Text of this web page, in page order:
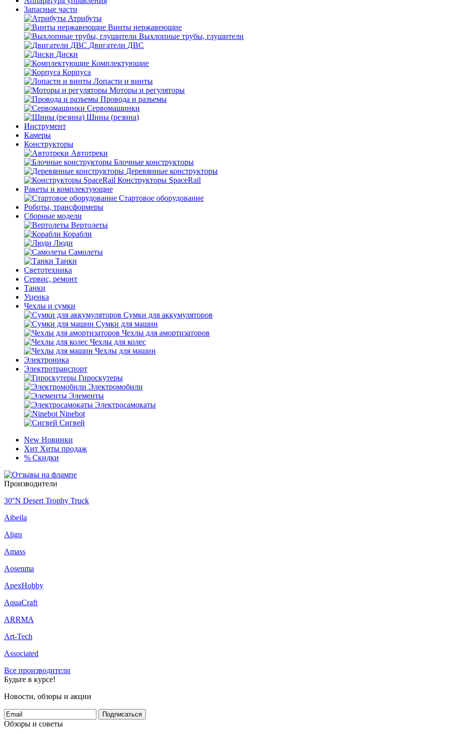
Запасные части
Атрибуты
Винты нержавеющие
Выхлопные трубы, глушители
Двигатели ДВС
Диски
Комплектующие
Корпуса
Лопасти и винты
Моторы и регуляторы
Провода и разъемы
Сервомашинки
Шины (резина)
Инструмент
Камеры
Конструкторы
Автотреки
Блочные конструкторы
Деревянные конструкторы
Конструкторы SpaceRail
Ракеты и комплектующие
Стартовое оборудование
Роботы, трансформеры
Сборные модели
Вертолеты
Корабли
Люди
Самолеты
Танки
Светотехника
Сервис, ремонт
Танки
Уценка
Чехлы и сумки
Сумки для аккумуляторов
Сумки для машин
Чехлы для амортизаторов
Чехлы для колес
Чехлы для машин
Электроника
Электротранспорт
Гироскутеры
Электромобили
Элементы
Электросамокаты
Ninebot
Сигвей
New Новинки
Хит Хиты продаж
% Скидки
Производители
30°N Desert Trophy Truck
Aibeila
Align
Amass
Aosenma
ApexHobby
AquaCraft
ARRMA
Art-Tech
Associated
Все производители
Будьте в курсе!
Новости, обзоры и акции
Подписаться
Обзоры и советы